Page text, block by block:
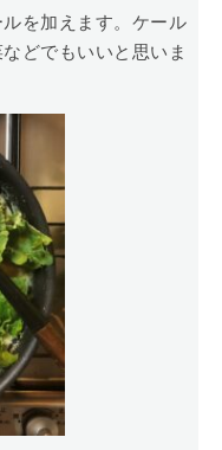
を加えます。ケール
どでもいいと思いま